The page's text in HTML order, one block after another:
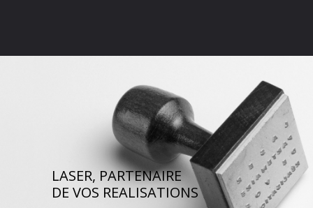
LASER, PARTENAIRE
DE VOS REALISATIONS